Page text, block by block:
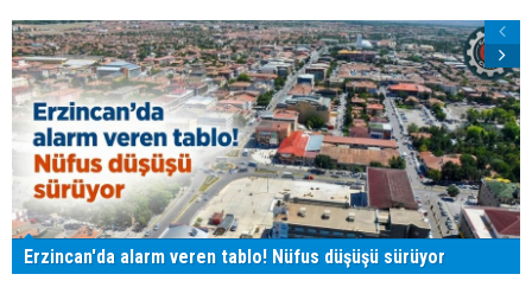
Erzincan'da alarm veren tablo! Nüfus düşüşü sürüyor